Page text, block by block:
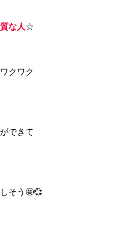
な人☆
クワク
できて
そう🤩💞